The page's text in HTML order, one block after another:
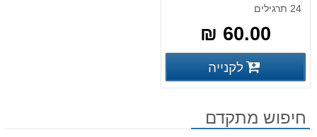
24 תרגילים
60.00 ₪
פרטים נוספים
לקנייה
חיפוש מתקדם